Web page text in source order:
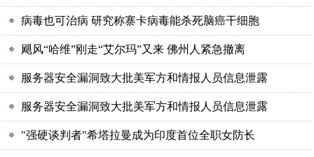
病毒也可治病 研究称寨卡病毒能杀死脑癌干细胞
飓风“哈维”刚走“艾尔玛”又来 佛州人紧急撤离
服务器安全漏洞致大批美军方和情报人员信息泄露
服务器安全漏洞致大批美军方和情报人员信息泄露
"强硬谈判者"希塔拉曼成为印度首位全职女防长